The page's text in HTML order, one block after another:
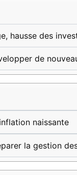
hausse des
de
naissante
la gestion